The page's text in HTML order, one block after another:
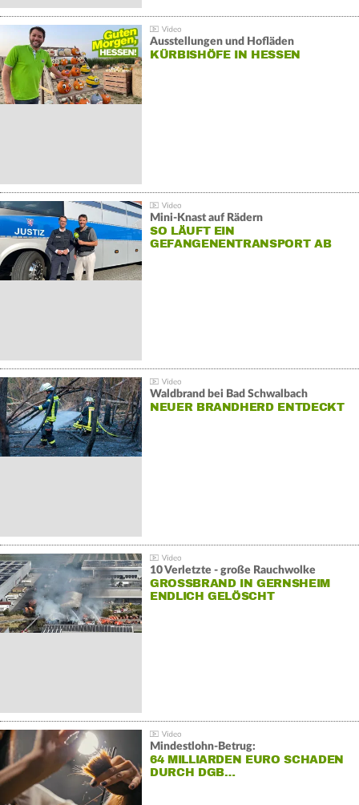
Ausstellungen und Hofläden
KÜRBISHÖFE IN HESSEN
Mini-Knast auf Rädern
SO LÄUFT EIN
GEFANGENENTRANSPORT AB
Waldbrand bei Bad Schwalbach
NEUER BRANDHERD ENTDECKT
10 Verletzte - große Rauchwolke
GROSSBRAND IN GERNSHEIM E
NDLICH GELÖSCHT
Mindestlohn-Betrug:
64 MILLIARDEN EURO SCHADEN
DURCH DGB…